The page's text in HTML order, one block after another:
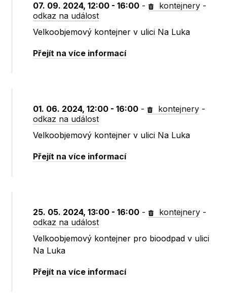
07. 09. 2024, 12:00 - 16:00 - kontejnery -
odkaz na událost
Velkoobjemový kontejner v ulici Na Luka
Přejít na více informací
01. 06. 2024, 12:00 - 16:00 - kontejnery -
odkaz na událost
Velkoobjemový kontejner v ulici Na Luka
Přejít na více informací
25. 05. 2024, 13:00 - 16:00 - kontejnery -
odkaz na událost
Velkoobjemový kontejner pro bioodpad v ulici
Na Luka
Přejít na více informací